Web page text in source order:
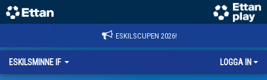
ESKILSCUPEN 2026!
ESKILSMINNE IF LOGGA IN